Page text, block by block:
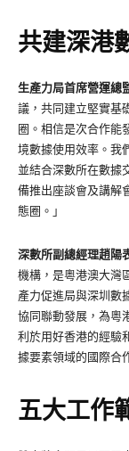
共建深港
生產力局首席營運總
議，共同建立堅實基
圈。相信是次合作能
境數據使用效率。我
並結合深數所在數據
備推出座談會及講解
態圈。」
深數所副總經理趙陽
機構，是粵港澳大灣
產力促進局與深圳數
協同聯動發展，為粵
利於用好香港的經驗
據要素領域的國際合
五大工作